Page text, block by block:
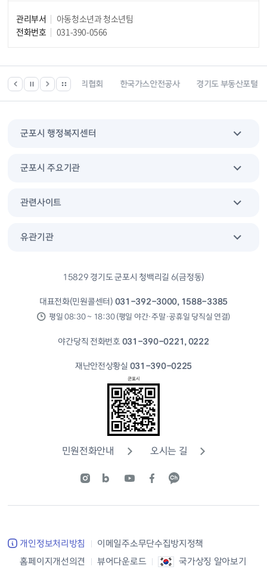
관리부서
아동청소년과 청소년팀
전화번호
031-390-0566
한국건강관리협회 한국가스안전공사 경기도 부동산포털 한국전
군포시 행정복지센터
군포시 주요기관
관련사이트
유관기관
15829 경기도 군포시 청백리길 6(금정동)
대표전화(민원콜센터) 031-392-3000, 1588-3385
평일 08:30 ~ 18:30 (평일 야간·주말·공휴일 당직실 연결)
야간당직 전화번호031-390-0221, 0222
재난안전상황실 031-390-0225
민원전화안내 오시는 길
개인정보처리방침
이메일주소무단수집방지정책
홈페이지개선의견
뷰어다운로드 국가상징 알아보기